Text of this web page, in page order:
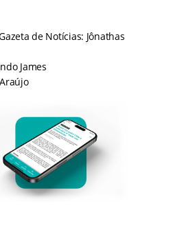
de Notícias: Jônathas
James